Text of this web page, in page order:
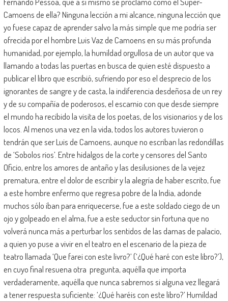
Camoens de ella? Ninguna lección a mi alcance, ninguna lección que
yo fuese capaz de aprender salvo la más simple que me podría ser
ofrecida por el hombre Luis Vaz de Camoens en su más profunda
humanidad, por ejemplo, la humildad orgullosa de un autor que va
llamando a todas las puertas en busca de quien esté dispuesto a
publicar el libro que escribió, sufriendo por eso el desprecio de los
ignorantes de sangre y de casta, la indiferencia desdeñosa de un rey
y de su compañía de poderosos, el escarnio con que desde siempre
el mundo ha recibido la visita de los poetas, de los visionarios y de los
locos. Al menos una vez en la vida, todos los autores tuvieron o
tendrán que ser Luis de Camoens, aunque no escriban las redondillas
de ‘Sobolos rios’. Entre hidalgos de la corte y censores del Santo
Oficio, entre los amores de antaño y las desilusiones de la vejez
prematura, entre el dolor de escribir y la alegría de haber escrito, fue
a este hombre enfermo que regresa pobre de la India, adonde
muchos sólo iban para enriquecerse, fue a este soldado ciego de un
ojo y golpeado en el alma, fue a este seductor sin fortuna que no
volverá nunca más a perturbar los sentidos de las damas de palacio,
a quien yo puse a vivir en el teatro en el escenario de la pieza de
teatro llamada ‘Que farei con este livro?’ (‘¿Qué haré con este libro?’),
en cuyo final resuena otra pregunta, aquélla que importa
verdaderamente, aquélla que nunca sabremos si alguna vez llegará
a tener respuesta suficiente: ‘¿Qué haréis con este libro?’ Humildad